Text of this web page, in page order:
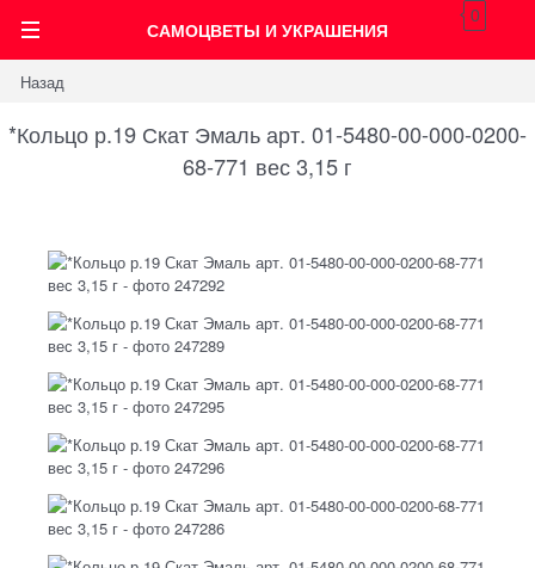
САМОЦВЕТЫ И УКРАШЕНИЯ
0
Назад
*Кольцо р.19 Скат Эмаль арт. 01-5480-00-000-0200-
68-771 вес 3,15 г